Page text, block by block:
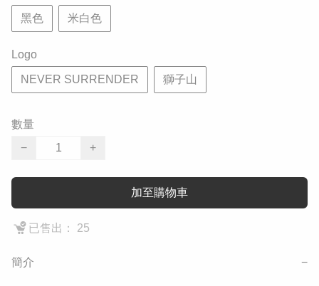
黑色 米白色
Logo
NEVER SURRENDER 獅子山
數量
−
+
加至購物車
已售出： 25
簡介 −